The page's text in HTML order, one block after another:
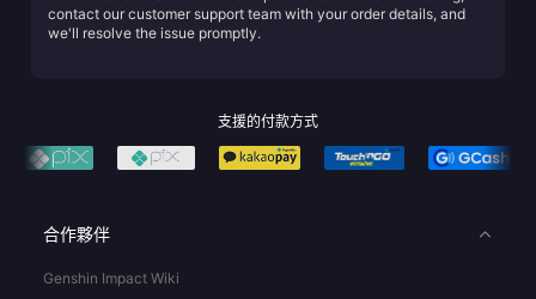
contact our customer support team with your order details, and
we'll resolve the issue promptly.
支援的付款方式
合作夥伴
Genshin Impact Wiki